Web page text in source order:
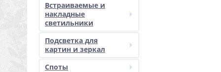
Встраиваемые и
накладные
светильники
Подсветка для
картин и зеркал
Споты